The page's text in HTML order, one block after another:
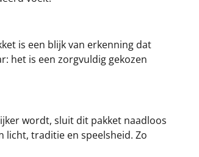
is een blijk van erkenning dat
het is een zorgvuldig gekozen
wordt, sluit dit pakket naadloos
licht, traditie en speelsheid. Zo